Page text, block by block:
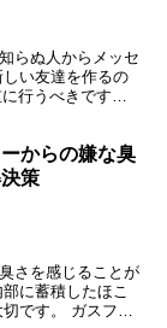
らぬ人からメッセ
い友達を作るの
行うべきです。
からの嫌な臭
策
さを感じることが
に蓄積したほこ
です。 ガスファ